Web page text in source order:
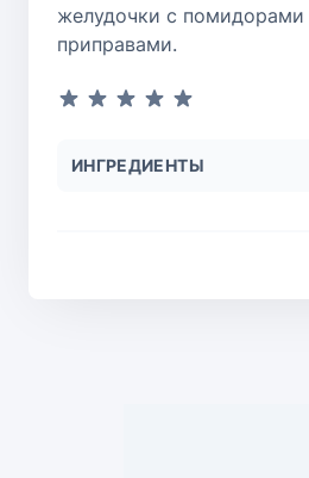
желудочки с
приправами.
ИНГРЕДИЕНТЫ